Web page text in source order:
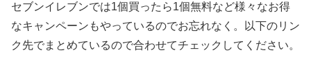
セブンイレブンでは1個買ったら1個無料など様々なお得
なキャンペーンもやっているのでお忘れなく。以下のリン
ク先でまとめているので合わせてチェックしてください。